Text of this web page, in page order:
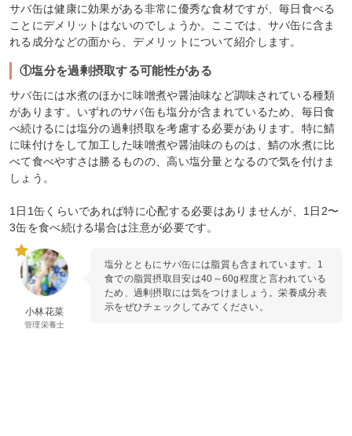
サバ缶は健康に効果がある非常に優秀な食材ですが、毎日食べる
ことにデメリットはないのでしょうか。ここでは、サバ缶に含ま
れる成分などの面から、デメリットについて紹介します。
①塩分を過剰摂取する可能性がある
サバ缶には水煮のほかに味噌煮や醤油味など調味されている種類
があります。いずれのサバ缶も塩分が含まれているため、毎日食
べ続けるには塩分の過剰摂取を考慮する必要があります。特に鯖
に味付けをして加工した味噌煮や醤油味のものは、鯖の水煮に比
べて食べやすさは勝るものの、高い塩分量となるので気を付けま
しょう。
1日1缶くらいであれば特に心配する必要はありませんが、1日2〜
3缶を食べ続ける場合は注意が必要です。
小林花菜
管理栄養士
塩分とともにサバ缶には脂質も含まれています。1
食での脂質摂取目安は40～60g程度と言われている
ため、過剰摂取には気をつけましょう。栄養成分表
示をぜひチェックしてみてください。